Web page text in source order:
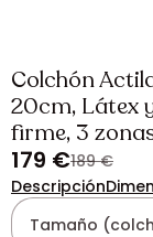
Colchón
20cm, Látex
firme, 3
179 €189 €
Descripción
Tamaño